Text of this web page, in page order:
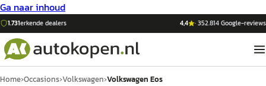
Ga naar inhoud
1.731erkende dealers 4,4 ·352.814Google-reviews
Home›Occasions›Volkswagen›Volkswagen Eos